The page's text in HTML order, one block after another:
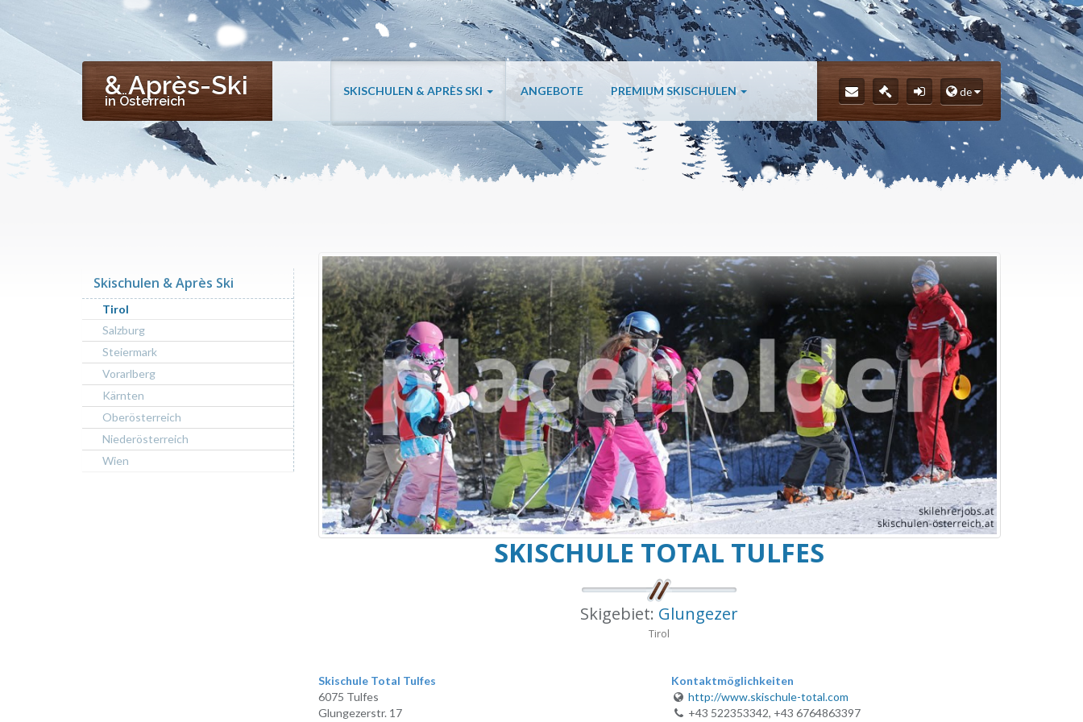
& Après-Ski
in Österreich
SKISCHULEN & APRÈS SKI ANGEBOTE PREMIUM SKISCHULEN de
SKISCHULE TOTAL TULFES
Skigebiet: Glungezer
Tirol
Skischule Total Tulfes
6075 Tulfes
Glungezerstr. 17
Kontaktmöglichkeiten
http://www.skischule-total.com
+43 522353342, +43 6764863397
Skischulen & Après Ski
Tirol
Salzburg
Steiermark
Vorarlberg
Kärnten
Oberösterreich
Niederösterreich
Wien